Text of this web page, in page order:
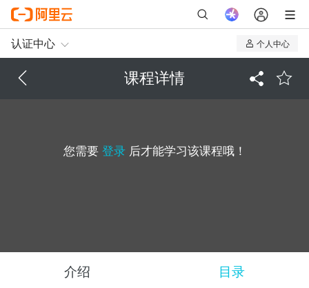
认证中心
个人中心
我的课程
课程详情
您需要 登录后才能学习该课程哦！
介绍 目录